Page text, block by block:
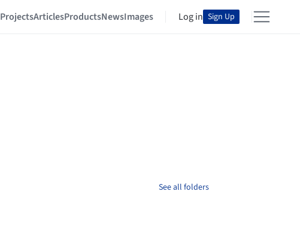
ProjectsArticlesProductsNewsImages Log in Sign Up
See all folders